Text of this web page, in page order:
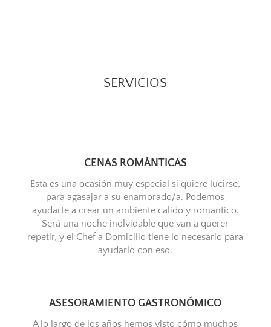
SERVICIOS
CENAS ROMÁNTICAS
Esta es una ocasión muy especial si quiere lucirse,
para agasajar a su enamorado/a. Podemos
ayudarte a crear un ambiente calido y romantico.
Será una noche inolvidable que van a querer
repetir, y el Chef a Domicilio tiene lo necesario para
ayudarlo con eso.
ASESORAMIENTO GASTRONÓMICO
A lo largo de los años hemos visto cómo muchos